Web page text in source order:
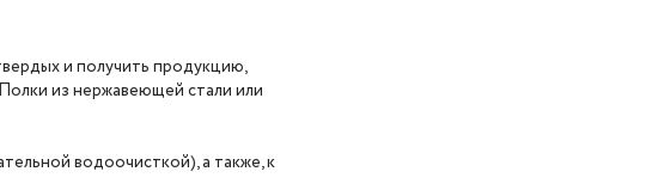
и получить продукцию,
из нержавеющей стали или
водоочисткой), а также, к